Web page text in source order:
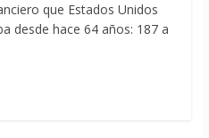
que Estados Unidos
desde hace 64 años: 187 a